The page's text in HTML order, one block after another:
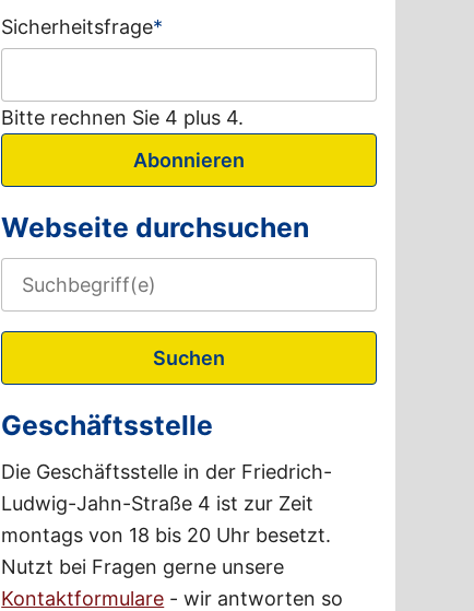
Sicherheitsfrage*
Bitte rechnen Sie 4 plus 4.
Abonnieren
Webseite durchsuchen
Suchen
Geschäftsstelle
Die Geschäftsstelle in der Friedrich-
Ludwig-Jahn-Straße 4 ist zur Zeit
montags von 18 bis 20 Uhr besetzt.
Nutzt bei Fragen gerne unsere
Kontaktformulare - wir antworten so